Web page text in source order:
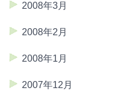
2008年3月
2008年2月
2008年1月
2007年12月